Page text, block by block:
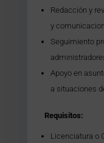
Redacción y
y
Seguimiento
Apoyo en
a situaciones
Requisitos:
Licenciatura o